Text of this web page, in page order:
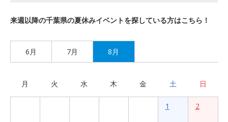
来週以降の千葉県の夏休みイベントを探している方はこちら！
6月 7月 8月
月 火 水 木 金 土 日
1 2